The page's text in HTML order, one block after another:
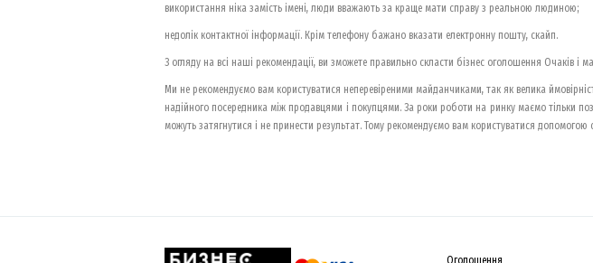
використання ніка замість імені, люди вважають за краще мати справу з реальною людиною;
недолік контактної інформації. Крім телефону бажано вказати електронну пошту, скайп.
З огляду на всі наші рекомендації, ви зможете правильно скласти бізнес оголошення Очаків
Ми не рекомендуємо вам користуватися неперевіреними майданчиками, так як велика
надійного посередника між продавцями і покупцями. За роки роботи на ринку маємо тільки
можуть затягнутися і не принести результат. Тому рекомендуємо вам користуватися допомогою
Оголошення